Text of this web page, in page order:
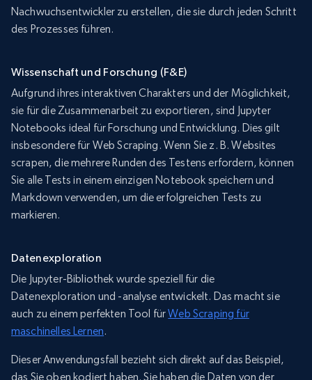
Nachwuchsentwickler zu erstellen, die sie durch jeden Schritt
des Prozesses führen.
Wissenschaft und Forschung (F&E)
Aufgrund ihres interaktiven Charakters und der Möglichkeit,
sie für die Zusammenarbeit zu exportieren, sind Jupyter
Notebooks ideal für Forschung und Entwicklung. Dies gilt
insbesondere für Web Scraping. Wenn Sie z. B. Websites
scrapen, die mehrere Runden des Testens erfordern, können
Sie alle Tests in einem einzigen Notebook speichern und
Markdown verwenden, um die erfolgreichen Tests zu
markieren.
Datenexploration
Die Jupyter-Bibliothek wurde speziell für die
Datenexploration und -analyse entwickelt. Das macht sie
auch zu einem perfekten Tool fürWeb Scraping für
maschinelles Lernen.
Dieser Anwendungsfall bezieht sich direkt auf das Beispiel,
das Sie oben kodiert haben. Sie haben die Daten von der